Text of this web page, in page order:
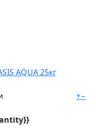
AQUA 25кг
+−